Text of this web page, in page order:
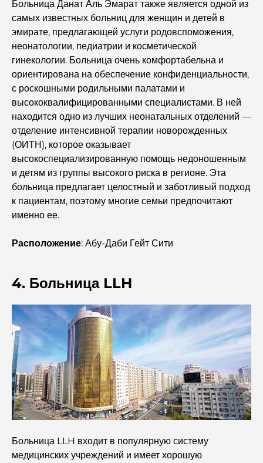
интегрированного проживания в Дубае.
Дома, соответствующие принципам Васту:
практическое руководство по созданию баланса и
гармонии.
Лучшие компании по ландшафтному дизайну в Дубае:
преображение открытых пространств
Лучшие компании по переездам в Дубае: подробное
руководство
Палм Джебель Али против Палм Джумейра: наглядное
сравнение для грамотных покупателей недвижимости.
Откройте для себя Moon Island Dubai: ваш полный
7 лучших ресторанов в районе Dubai Creek Harbour,
где можно поужинать.
Лучшие школы в районе Дубай Марина: путеводитель
для семей с детьми.
Рестораны в районе Dubai Hills: лучшие места для
ужина в этом быстро развивающемся районе.
Дубае
Больница Данат Аль Эмарат также является одной из
самых известных больниц для женщин и детей в
эмирате, предлагающей услуги родовспоможения,
неонатологии, педиатрии и косметической
гинекологии. Больница очень комфортабельна и
ориентирована на обеспечение конфиденциальности,
с роскошными родильными палатами и
высококвалифицированными специалистами. В ней
находится одно из лучших неонатальных отделений —
отделение интенсивной терапии новорожденных
(ОИТН), которое оказывает
высокоспециализированную помощь недоношенным
и детям из группы высокого риска в регионе. Эта
больница предлагает целостный и заботливый подход
к пациентам, поэтому многие семьи предпочитают
именно ее.
Расположение: Абу-Даби Гейт Сити
4. Больница LLH
Больница LLH входит в популярную систему
медицинских учреждений и имеет хорошую